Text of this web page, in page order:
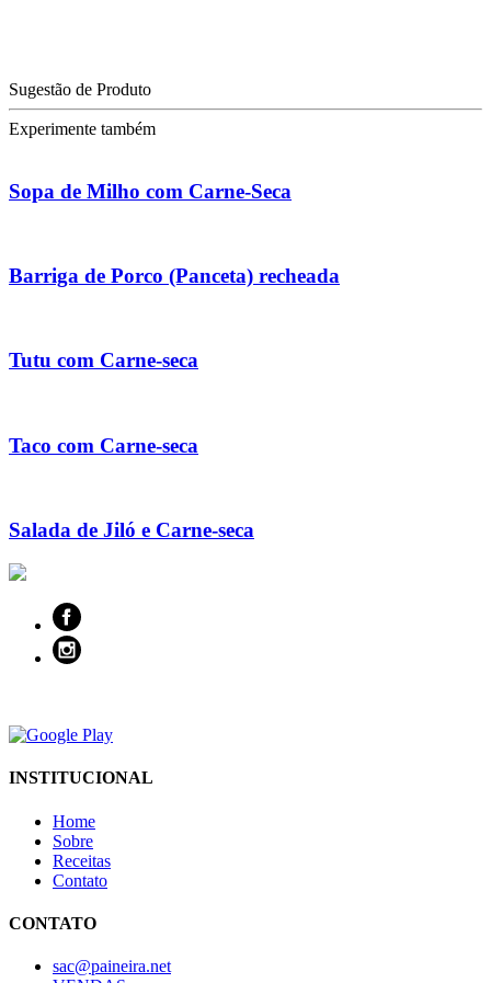
Sugestão de Produto
Experimente também
Sopa de Milho com Carne-Seca
Barriga de Porco (Panceta) recheada
Tutu com Carne-seca
Taco com Carne-seca
Salada de Jiló e Carne-seca
INSTITUCIONAL
Home
Sobre
Receitas
Contato
CONTATO
sac@paineira.net